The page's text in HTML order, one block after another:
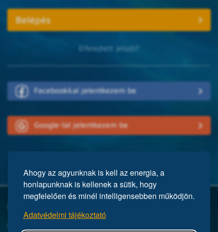
Ahogy az agyunknak is kell az energia, a
honlapunknak is kellenek a sütik, hogy
megfelelően és minél intelligensebben működjön.
Adatvédelmi tájékoztató
Elfelejtett jelszó?
Facebookkal jelentkezem be
Google-lal jelentkezem be
A Mensa egy nemzetközi egyesület, közel 150 ezer taggal a világ